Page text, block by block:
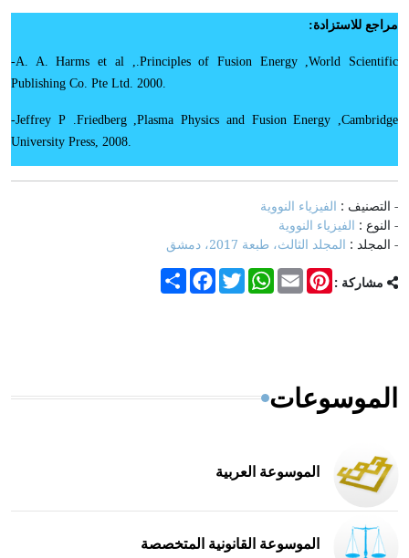
مراجع للاستزادة:
-A. A. Harms et al.,Principles of Fusion Energy,World Scientific
Publishing Co. Pte Ltd. 2000.
-Jeffrey P.Friedberg,Plasma Physics and Fusion Energy ,Cambridge
University Press, 2008.
- التصنيف : الفيزياء النووية
- النوع : الفيزياء النووية
- المجلد : المجلد الثالث، طبعة 2017، دمشق
مشاركة : Share
FacebookTwitter
WhatsAppEmail
Pinterest
الموسوعات
الموسوعة العربية
الموسوعة القانونية المتخصصة